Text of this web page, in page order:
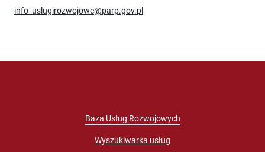
info_uslugirozwojowe@parp.gov.pl
Baza Usług Rozwojowych
Wyszukiwarka usług